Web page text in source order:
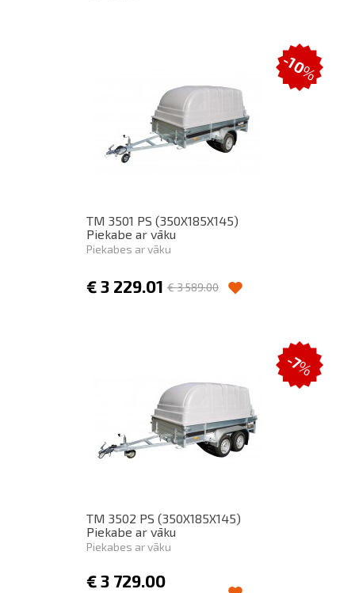
TM 3501 PS (350X185X145)
Piekabe ar vāku
Piekabes ar vāku
€ 3 229.01 €3 589.00
-10%
TM 3502 PS (350X185X145)
Piekabe ar vāku
Piekabes ar vāku
€ 3 729.00
-7%